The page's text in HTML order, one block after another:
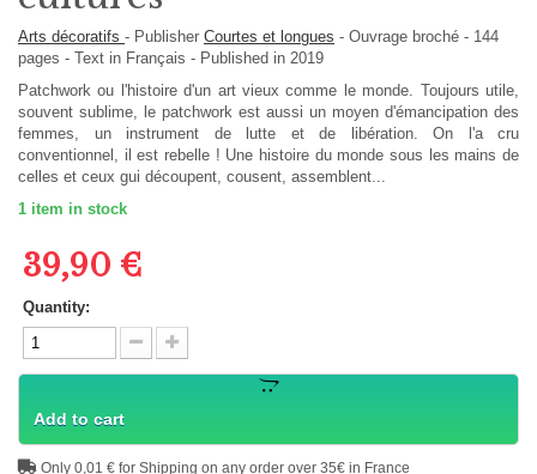
Arts décoratifs - Publisher Courtes et longues - Ouvrage broché - 144
pages - Text in Français - Published in 2019
Patchwork ou l'histoire d'un art vieux comme le monde. Toujours utile,
souvent sublime, le patchwork est aussi un moyen d'émancipation des
femmes, un instrument de lutte et de libération. On l'a cru
conventionnel, il est rebelle ! Une histoire du monde sous les mains de
celles et ceux gui découpent, cousent, assemblent...
1 item in stock
39,90 €
Quantity:
Add to cart
Only 0,01 € for Shipping on any order over 35€ in France